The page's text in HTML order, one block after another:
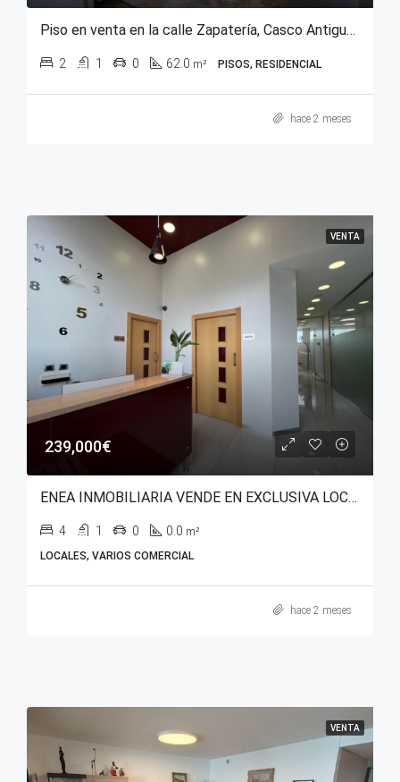
Piso en venta en la calle Zapatería, Casco Antiguo de Vitoria-Gasteiz
2 1 0 62.0 m² PISOS, RESIDENCIAL
hace 2 meses
VENTA
239,000€
ENEA INMOBILIARIA VENDE EN EXCLUSIVA LOCAL COMERCIAL CON USO DE EQUIPAMIENTO SANITARIO EN AVENIDA ZABALGANA.
4 1 0 0.0 m²
LOCALES, VARIOS COMERCIAL
hace 2 meses
VENTA